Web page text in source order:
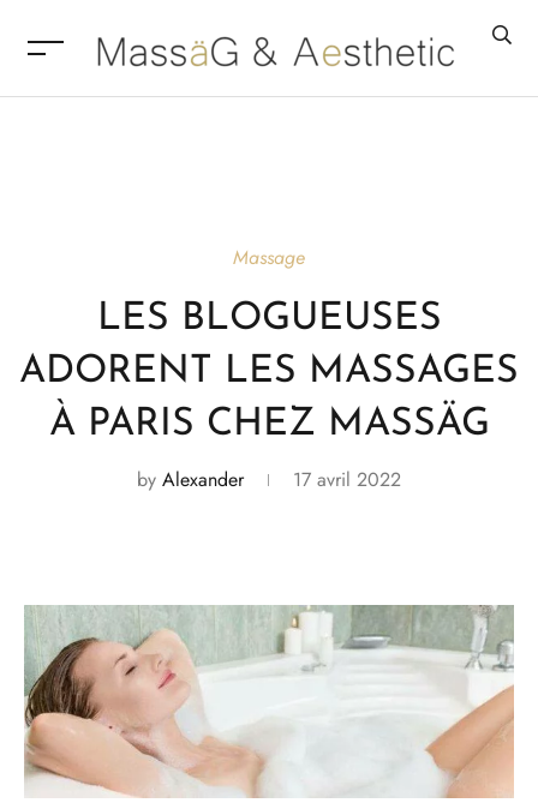
Massage
LES BLOGUEUSES
ADORENT LES MASSAGES
À PARIS CHEZ MASSÄG
by Alexander 17 avril 2022